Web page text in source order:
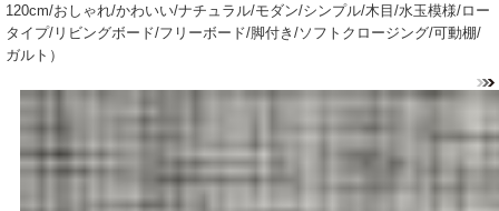
120cm/おしゃれ/かわいい/ナチュラル/モダン/シンプル/木目/水玉模様/ロー
タイプ/リビングボード/フリーボード/脚付き/ソフトクロージング/可動棚/
ガルト）